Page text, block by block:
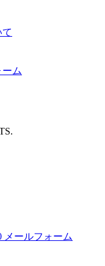
ム
メールフォーム